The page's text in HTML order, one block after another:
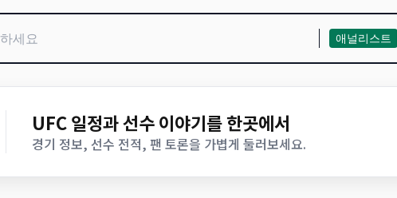
애널리스트
UFC 일정과 선수 이야기를 한곳에서
경기 정보, 선수 전적, 팬 토론을 가볍게 둘러보세요.